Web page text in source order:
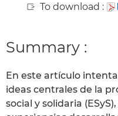
To download :
Summary :
En este artículo
ideas centrales de la
social y solidaria